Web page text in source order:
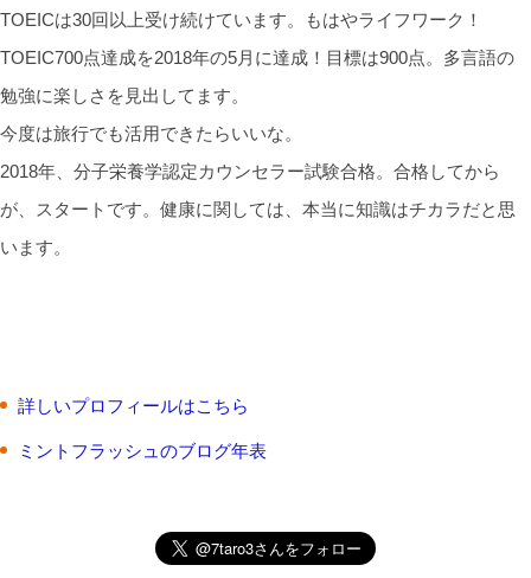
TOEICは30回以上受け続けています。もはやライフワーク！
TOEIC700点達成を2018年の5月に達成！目標は900点。多言語の
勉強に楽しさを見出してます。
今度は旅行でも活用できたらいいな。
2018年、分子栄養学認定カウンセラー試験合格。合格してから
が、スタートです。健康に関しては、本当に知識はチカラだと思
います。
詳しいプロフィールはこちら
ミントフラッシュのブログ年表